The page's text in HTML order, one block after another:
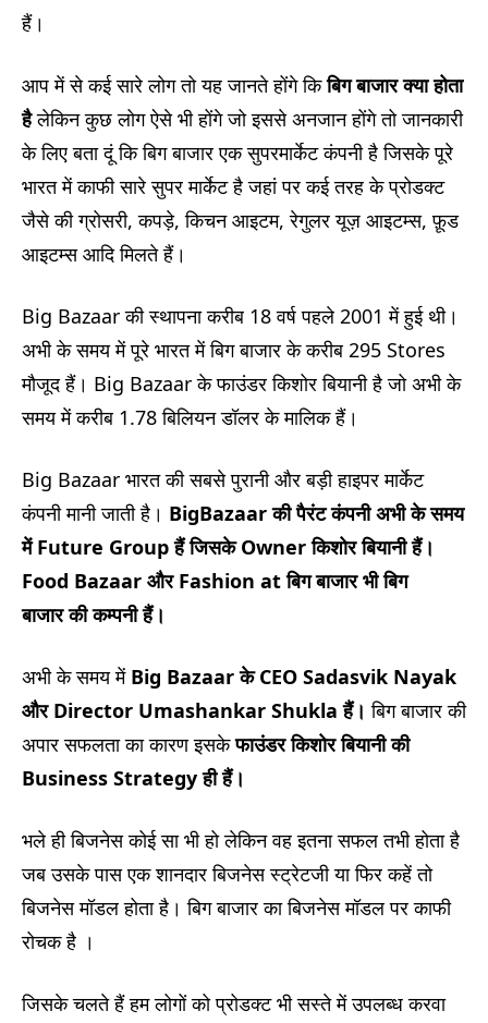
हैं।
आप में से कई सारे लोग तो यह जानते होंगे किबिग बाजार क्या होता
हैलेकिन कुछ लोग ऐसे भी होंगे जो इससे अनजान होंगे तो जानकारी
के लिए बता दूं कि बिग बाजार एक सुपरमार्केट कंपनी है जिसके पूरे
भारत में काफी सारे सुपर मार्केट है जहां पर कई तरह के प्रोडक्ट
जैसे की ग्रोसरी, कपड़े, किचन आइटम, रेगुलर यूज़ आइटम्स, फ़ूड
आइटम्स आदि मिलते हैं।
Big Bazaar की स्थापना करीब 18 वर्ष पहले 2001 में हुई थी।
अभी के समय में पूरे भारत में बिग बाजार के करीब 295 Stores
मौजूद हैं। Big Bazaar के फाउंडर किशोर बियानी है जो अभी के
समय में करीब 1.78 बिलियन डॉलर के मालिक हैं।
Big Bazaar भारत की सबसे पुरानी और बड़ी हाइपर मार्केट
कंपनी मानी जाती है। BigBazaar की पैरंट कंपनी अभी के समय
मेंFuture Groupहैं जिसकेOwnerकिशोर बियानी हैं।
Food Bazaar और Fashion at बिग बाजारभी बिग
बाजार की कम्पनी हैं।
अभी के समय में Big BazaarकेCEO Sadasvik Nayak
और Director Umashankar Shuklaहैं। बिग बाजार की
अपार सफलता का कारण इसकेफाउंडर किशोर बियानी की
Business Strategyही हैं।
भले ही बिजनेस कोई सा भी हो लेकिन वह इतना सफल तभी होता है
जब उसके पास एक शानदार बिजनेस स्ट्रेटजी या फिर कहें तो
बिजनेस मॉडल होता है। बिग बाजार का बिजनेस मॉडल पर काफी
रोचक है ।
जिसके चलते हैं हम लोगों को प्रोडक्ट भी सस्ते में उपलब्ध करवा